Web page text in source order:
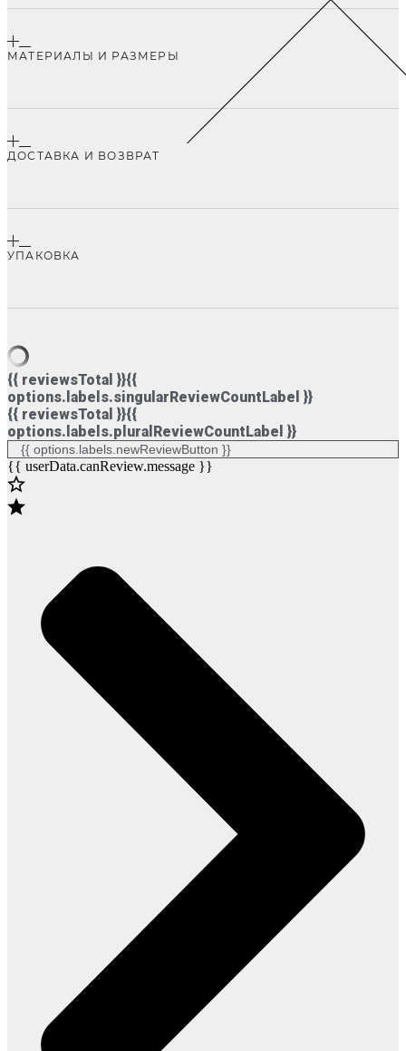
МАТЕРИАЛЫ И РАЗМЕРЫ
ДОСТАВКА И ВОЗВРАТ
УПАКОВКА
{{ reviewsTotal }}{{
options.labels.singularReviewCountLabel }}
{{ reviewsTotal }}{{
options.labels.pluralReviewCountLabel }}
{{ options.labels.newReviewButton }}
{{ userData.canReview.message }}